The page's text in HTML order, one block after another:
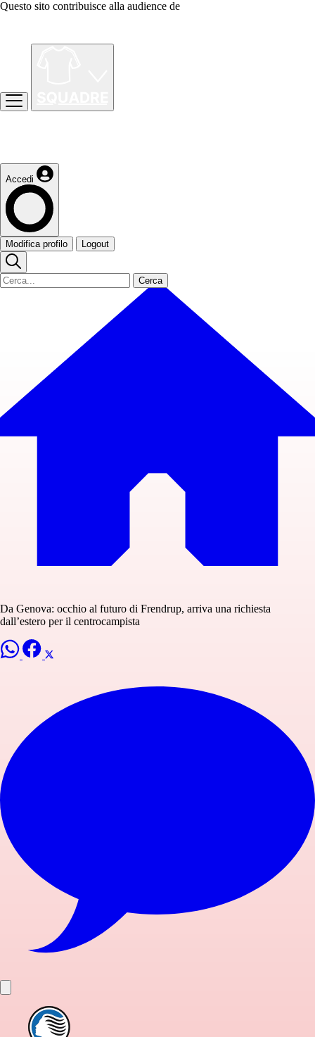
Questo sito contribuisce alla audience de
Accedi
Modifica profilo Logout
Cerca
Da Genova: occhio al futuro di Frendrup, arriva una richiesta
dall’estero per il centrocampista